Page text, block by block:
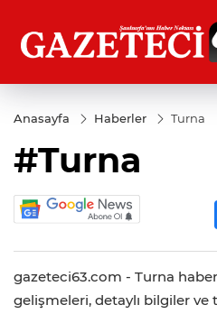
Anasayfa Haberler Turna
#Turna
gazeteci63.com - Turna
gelişmeleri, detaylı bilgiler